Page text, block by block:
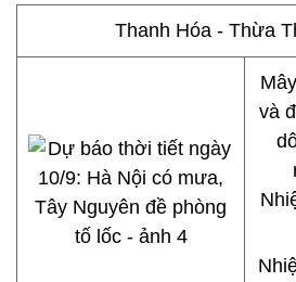
Thanh Hóa - Thừa
và